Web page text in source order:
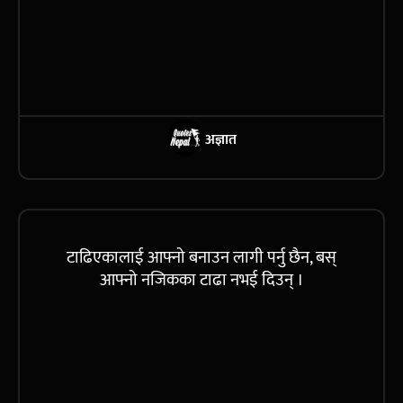
अज्ञात
टाढिएकालाई आफ्नो बनाउन लागी पर्नु छैन, बस्
आफ्नो नजिकका टाढा नभई दिउन् ।